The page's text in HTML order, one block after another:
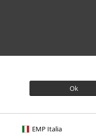
Ok
EMP Italia